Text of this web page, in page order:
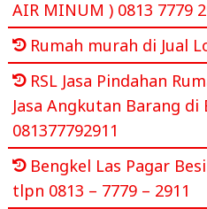
AIR MINUM ) 0813 7779
Rumah murah di Jual
RSL Jasa Pindahan
Jasa Angkutan Barang
081377792911
Bengkel Las Pagar
tlpn 0813 – 7779 – 2911